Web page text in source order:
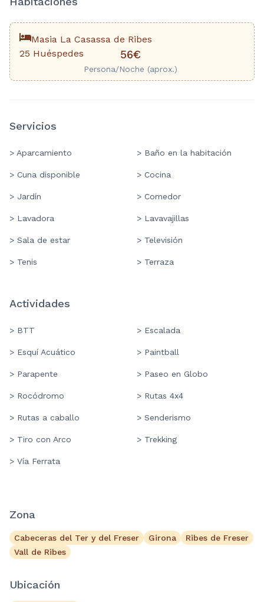
Masia La Casassa de Ribes
25 Huéspedes
56€
Persona/Noche (aprox.)
Servicios
> Aparcamiento > Baño en la habitación
> Cuna disponible > Cocina
> Jardín > Comedor
> Lavadora > Lavavajillas
> Sala de estar > Televisión
> Tenis > Terraza
Actividades
> BTT > Escalada
> Esquí Acuático > Paintball
> Parapente > Paseo en Globo
> Rocódromo > Rutas 4x4
> Rutas a caballo > Senderismo
> Tiro con Arco > Trekking
> Vía Ferrata
Zona
Cabeceras del Ter y del Freser Girona
Ribes de Freser
Vall de Ribes
Ubicación